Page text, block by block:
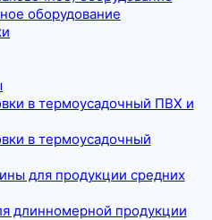
оборудование
в термоусадочный ПВХ и
в термоусадочный
для продукции средних
длинномерной продукции